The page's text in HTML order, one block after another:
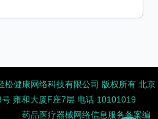
健康网络科技有限公司 版权所有 北京
雍和大厦F座7层 电话 10101019
药品医疗器械网络信息服务备案编